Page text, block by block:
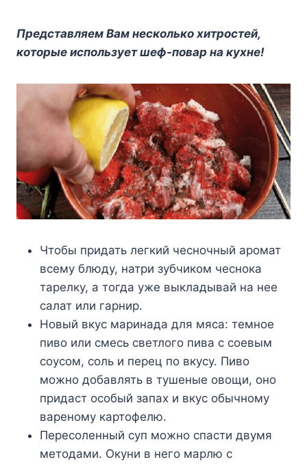
Представляем Вам несколько хитростей,
которые использует шеф-повар на кухне!
Чтобы придать легкий чесночный аромат
всему блюду, натри зубчиком чеснока
тарелку, а тогда уже выкладывай на нее
салат или гарнир.
Новый вкус маринада для мяса: темное
пиво или смесь светлого пива с соевым
соусом, соль и перец по вкусу. Пиво
можно добавлять в тушеные овощи, оно
придаст особый запах и вкус обычному
вареному картофелю.
Пересоленный суп можно спасти двумя
методами. Окуни в него марлю с